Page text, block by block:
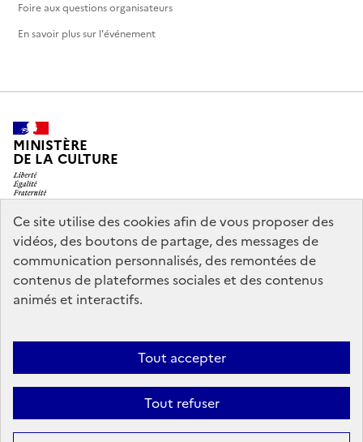
Ce site utilise des cookies afin de vous proposer des
vidéos, des boutons de partage, des messages de
communication personnalisés, des remontées de
contenus de plateformes sociales et des contenus
animés et interactifs.
Tout accepter
Tout refuser
Foire aux questions organisateurs
En savoir plus sur l'événement
MINISTÈRE
DE LA CULTURE
legifrance.gouv.fr
info.gouv.fr
service-public.gouv.fr
data.gouv.fr
Mentions légales
conforme
Politique d’utilisation des témoins de connexion